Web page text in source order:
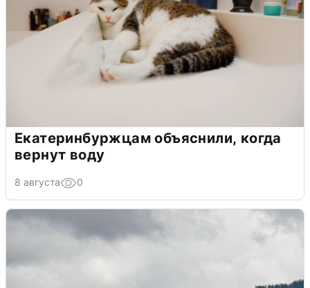
Екатеринбуржцам объяснили, когда
вернут воду
8 августа 0